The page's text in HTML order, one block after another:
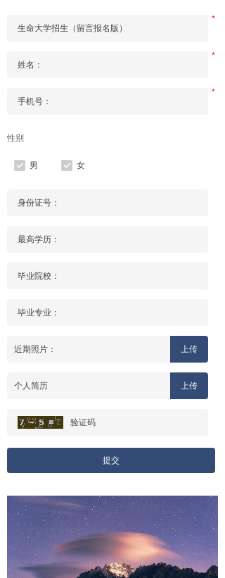
7、天地人合大家庭董事制就是公有制，闹二元对立的人，
按违反校规除名。学员应有奉献精神。
8、天地人合总部，分部收支全透明，成为会员学员后，衣
食住行医，9人小组自负盈亏，无外求。
9、天地人合教育发起人是全球思想家委员会，所有收入用
于天地人合工程与会员都不归某个人。
*
*
*
性别
男 女
近期照片： 上传
个人简历 上传
提交